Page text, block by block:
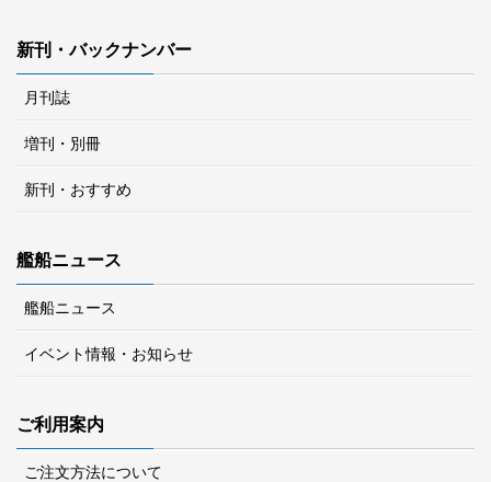
新刊・バックナンバー
月刊誌
増刊・別冊
新刊・おすすめ
艦船ニュース
艦船ニュース
イベント情報・お知らせ
ご利用案内
ご注文方法について